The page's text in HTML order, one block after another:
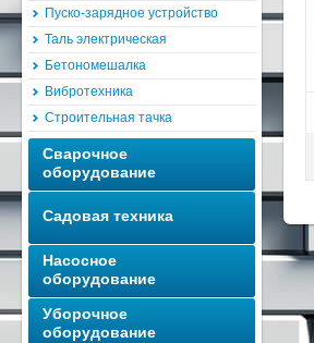
Пуско-зарядное устройство
Таль электрическая
Бетономешалка
Вибротехника
Строительная тачка
Сварочное
оборудование
Садовая техника
Насосное
оборудование
Уборочное
оборудование